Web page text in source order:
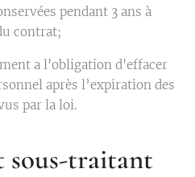
pendant 3 ans à
contrat;
a l'obligation d'effacer
après l’expiration des
par la loi.
sous-traitant